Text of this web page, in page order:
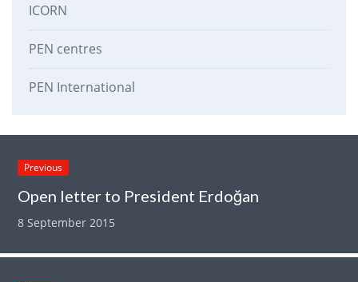
ICORN
PEN centres
PEN International
Previous
Open letter to President Erdoğan
8 September 2015